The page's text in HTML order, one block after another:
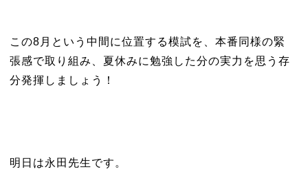
この8月という中間に位置する模試を、本番同様の緊
張感で取り組み、夏休みに勉強した分の実力を思う存
分発揮しましょう！
明日は永田先生です。